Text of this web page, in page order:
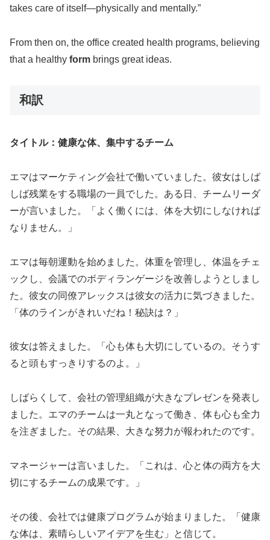
takes care of itself—physically and mentally.”
From then on, the office created health programs, believing
that a healthy form brings great ideas.
和訳
タイトル：健康な体、集中するチーム
エマはマーケティング会社で働いていました。彼女はしば
しば残業をする職場の一員でした。ある日、チームリーダ
ーが言いました。「よく働くには、体を大切にしなければ
なりません。」
エマは毎朝運動を始めました。体重を管理し、体温をチェ
ックし、会議でのボディランゲージを改善しようとしまし
た。彼女の同僚アレックスは彼女の活力に気づきました。
「体のラインがきれいだね！秘訣は？」
彼女は答えました。「心も体も大切にしているの。そうす
ると頭もすっきりするのよ。」
しばらくして、会社の管理組織が大きなプレゼンを発表し
ました。エマのチームは一丸となって働き、体も心も全力
を注ぎました。その結果、大きな努力が報われたのです。
マネージャーは言いました。「これは、心と体の両方を大
切にするチームの成果です。」
その後、会社では健康プログラムが始まりました。「健康
な体は、素晴らしいアイデアを生む」と信じて。